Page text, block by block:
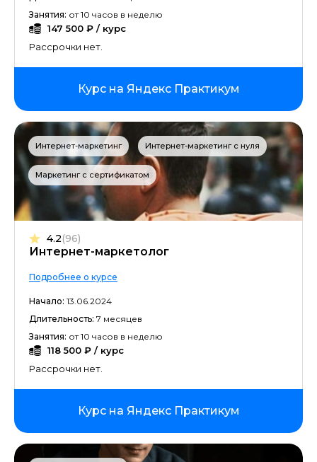
Телеграм маркетинг
Финансовый директор
Менеджер маркетплейсов
Юнит-экономика
Занятия: от 10 часов в неделю
147 500 ₽ / курс
Рассрочки нет.
Курс на Яндекс Практикум
Интернет-маркетинг Интернет-маркетинг с нуля
Маркетинг с сертификатом
Интернет-маркетолог
4.2(96)
Подробнее о курсе
Начало: 13.06.2024
Длительность: 7 месяцев
Занятия: от 10 часов в неделю
118 500 ₽ / курс
Рассрочки нет.
Курс на Яндекс Практикум